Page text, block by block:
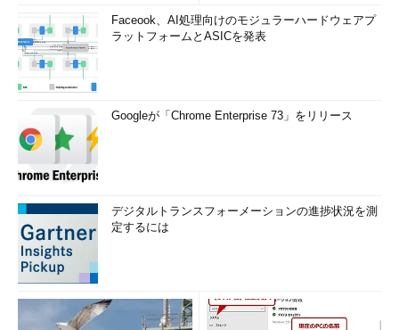
Faceook、AI処理向けのモジュラーハードウェアプ
ラットフォームとASICを発表
Googleが「Chrome Enterprise 73」をリリース
デジタルトランスフォーメーションの進捗状況を測
定するには